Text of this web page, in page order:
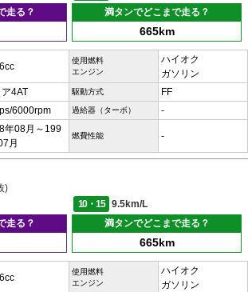
走る？
満タンでどこまで走る？
665km
使用燃料
エンジン
ハイオク
ガソリン
4AT 駆動方式 FF
6000rpm 過給器（ターボ） -
年08月～199
月
燃費性能 -
)
10・15
9.5km/L
走る？
満タンでどこまで走る？
665km
使用燃料
エンジン
ハイオク
ガソリン